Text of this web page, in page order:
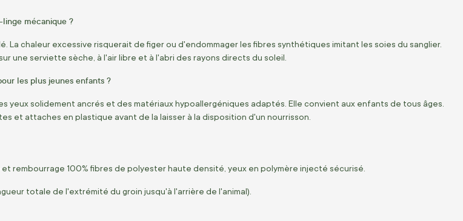
mécanique ?
La chaleur excessive risquerait de figer ou d'endommager les fibres synthétiques imitant les soies du sanglier.
une serviette sèche, à l'air libre et à l'abri des rayons directs du soleil.
les plus jeunes enfants ?
yeux solidement ancrés et des matériaux hypoallergéniques adaptés. Elle convient aux enfants de tous âges.
et attaches en plastique avant de la laisser à la disposition d'un nourrisson.
rembourrage 100% fibres de polyester haute densité, yeux en polymère injecté sécurisé.
totale de l'extrémité du groin jusqu'à l'arrière de l'animal).